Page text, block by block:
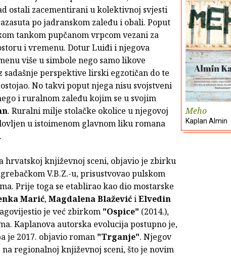
Meho
Kaplan Almin
ostali zacementirani u kolektivnoj svjesti
po jadranskom zaleđu i obali. Poput
tankom pupčanom vrpcom vezani za
i vremenu. Dotur Luiđi i njegova
više u simbole nego samo likove
perspektive lirski egzotičan do te
No takvi poput njega nisu svojstveni
i ruralnom zaleđu kojim se u svojim
. Ruralni milje stolačke okolice u njegovoj
u istoimenom glavnom liku romana
hrvatskoj književnoj sceni, objavio je zbirku
V.B.Z.-u, prisustvovao pulskom
Prije toga se etablirao kao dio mostarske
Marić,Magdalena BlaževićiElvedin
je već zbirkom "Ospice" (2014.),
Kaplanova autorska evolucija postupno je,
je 2017. objavio roman "Trganje". Njegov
regionalnoj književnoj sceni, što je novim